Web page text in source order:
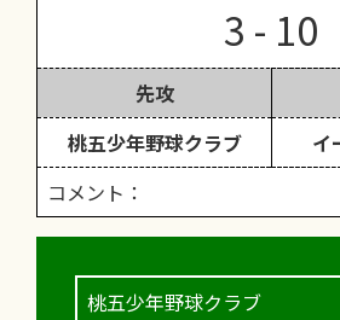
3 - 10
先攻
桃五少年野球クラブ
イ
コメント：
桃五少年野球クラブ